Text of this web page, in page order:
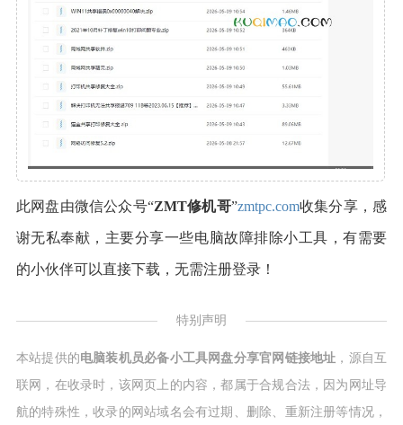
此网盘由微信公众号“ZMT修机哥”zmtpc.com收集分享，感
谢无私奉献，主要分享一些电脑故障排除小工具，有需要
的小伙伴可以直接下载，无需注册登录！
特别声明
本站提供的电脑装机员必备小工具网盘分享官网链接地址 ，源自互
联网，在收录时，该网页上的内容，都属于合规合法，因为网址导
航的特殊性，收录的网站域名会有过期、删除、重新注册等情况，